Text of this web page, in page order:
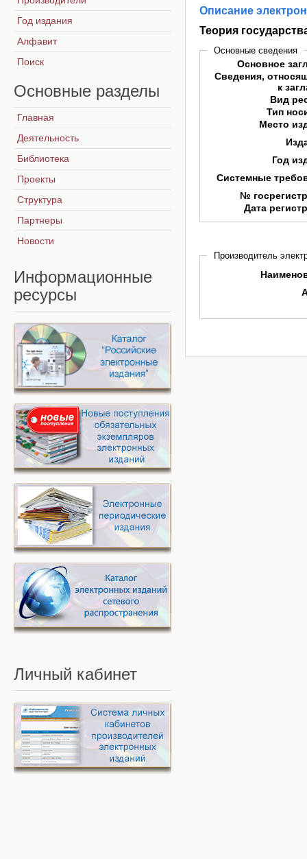
Описание
Теория
Основные сведения
Основное
Сведения,
к
Вид
Тип
Место
Год
Системные
№
Дата
Производитель
Год издания
Алфавит
Поиск
Основные разделы
Главная
Деятельность
Библиотека
Проекты
Структура
Партнеры
Новости
Информационные
ресурсы
Личный кабинет